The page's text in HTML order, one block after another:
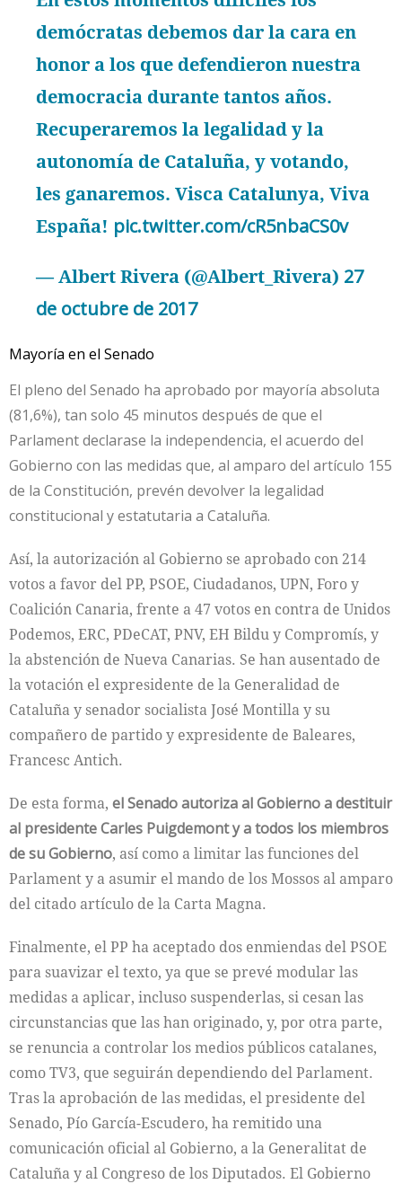
demócratas debemos dar la cara en
honor a los que defendieron nuestra
democracia durante tantos años.
Recuperaremos la legalidad y la
autonomía de Cataluña, y votando,
les ganaremos. Visca Catalunya, Viva
España! pic.twitter.com/cR5nbaCS0v
— Albert Rivera (@Albert_Rivera) 27
de octubre de 2017
Mayoría en el Senado
El pleno del Senado ha aprobado por mayoría absoluta
(81,6%), tan solo 45 minutos después de que el
Parlament declarase la independencia, el acuerdo del
Gobierno con las medidas que, al amparo del artículo 155
de la Constitución, prevén devolver la legalidad
constitucional y estatutaria a Cataluña.
Así, la autorización al Gobierno se aprobado con 214
votos a favor del PP, PSOE, Ciudadanos, UPN, Foro y
Coalición Canaria, frente a 47 votos en contra de Unidos
Podemos, ERC, PDeCAT, PNV, EH Bildu y Compromís, y
la abstención de Nueva Canarias. Se han ausentado de
la votación el expresidente de la Generalidad de
Cataluña y senador socialista José Montilla y su
compañero de partido y expresidente de Baleares,
Francesc Antich.
De esta forma, el Senado autoriza al Gobierno a destituir
al presidente Carles Puigdemont y a todos los miembros
de su Gobierno, así como a limitar las funciones del
Parlament y a asumir el mando de los Mossos al amparo
del citado artículo de la Carta Magna.
Finalmente, el PP ha aceptado dos enmiendas del PSOE
para suavizar el texto, ya que se prevé modular las
medidas a aplicar, incluso suspenderlas, si cesan las
circunstancias que las han originado, y, por otra parte,
se renuncia a controlar los medios públicos catalanes,
como TV3, que seguirán dependiendo del Parlament.
Tras la aprobación de las medidas, el presidente del
Senado, Pío García-Escudero, ha remitido una
comunicación oficial al Gobierno, a la Generalitat de
Cataluña y al Congreso de los Diputados. El Gobierno